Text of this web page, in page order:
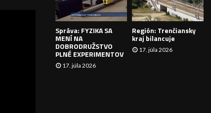
N
I
Správa: FYZIKA SA
MENÍ NA
DOBRODRUŽSTVO
PLNÉ EXPERIMENTOV
17. júla 2026
Región: Trenčiansky
kraj bilancuje
17. júla 2026